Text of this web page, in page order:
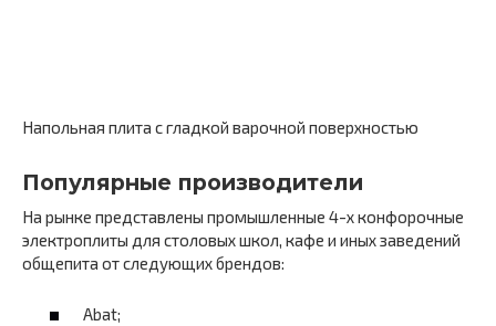
Напольная плита с гладкой варочной поверхностью
Популярные производители
На рынке представлены промышленные 4-х конфорочные
электроплиты для столовых школ, кафе и иных заведений
общепита от следующих брендов:
Abat;